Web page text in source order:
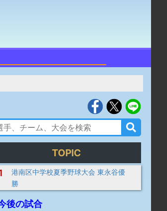
TOPIC
港南区中学校夏季野球大会 東永谷優
勝
後の試合